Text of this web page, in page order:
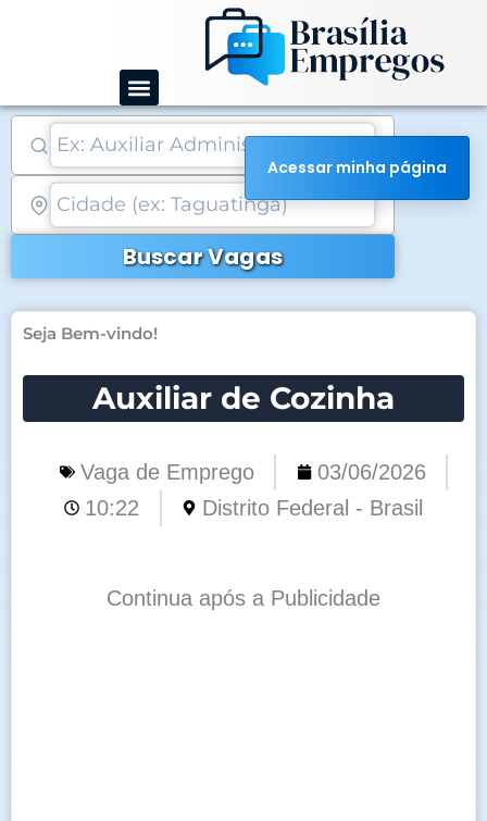
conteúdo
Buscar Vagas
Seja Bem-vindo!
Auxiliar de Cozinha
Vaga de Emprego
03/06/2026
10:22
Distrito Federal - Brasil
Continua após a Publicidade
Acessar minha página